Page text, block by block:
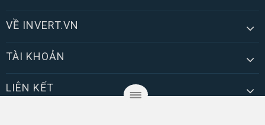
VỀ INVERT.VN
TÀI KHOẢN
LIÊN KẾT